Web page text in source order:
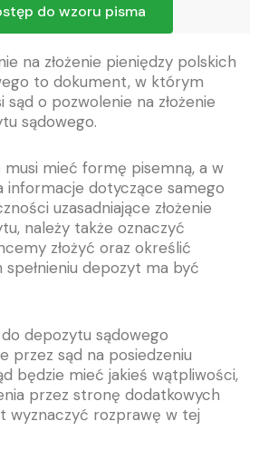
do wzoru pisma
na złożenie pieniędzy polskich
to dokument, w którym
o pozwolenie na złożenie
sądowego.
musi mieć formę pisemną, a w
informacje dotyczące samego
uzasadniające złożenie
należy także oznaczyć
złożyć oraz określić
depozyt ma być
depozytu sądowego
przez sąd na posiedzeniu
będzie mieć jakieś wątpliwości,
przez stronę dodatkowych
wyznaczyć rozprawę w tej